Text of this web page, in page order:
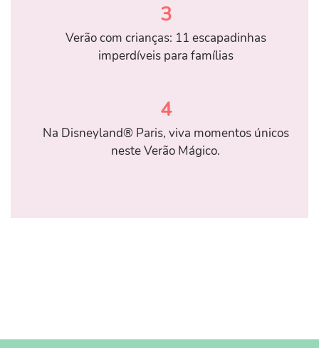
3
Verão com crianças: 11 escapadinhas
imperdíveis para famílias
4
Na Disneyland® Paris, viva momentos únicos
neste Verão Mágico.